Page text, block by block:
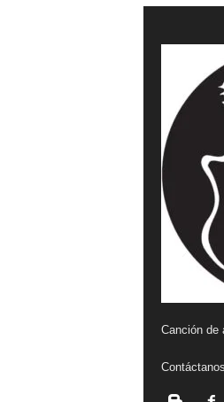
n
t
Canción de